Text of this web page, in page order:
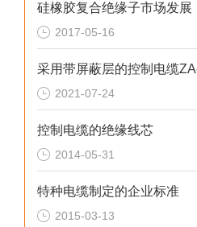
硅橡胶复合绝缘子市场发展
2017-05-16
采用带屏蔽层的控制电缆
2021-07-24
控制电缆的绝缘线芯
2014-05-31
特种电缆制定的企业标准
2015-03-13